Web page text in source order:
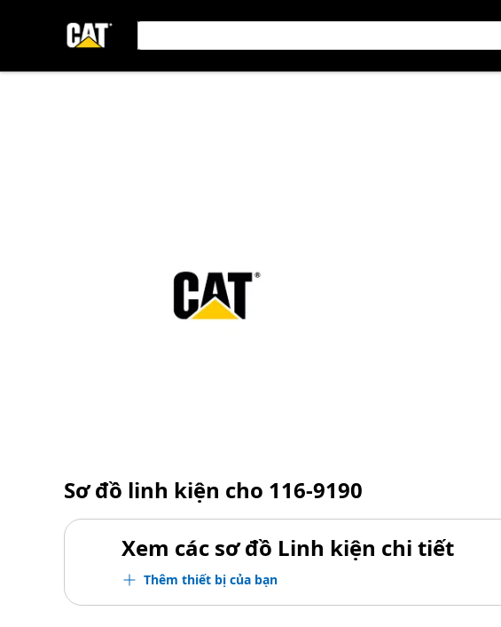
Sơ đồ linh kiện cho 116-9190
Xem các sơ đồ Linh kiện chi tiết
Thêm thiết bị của bạn